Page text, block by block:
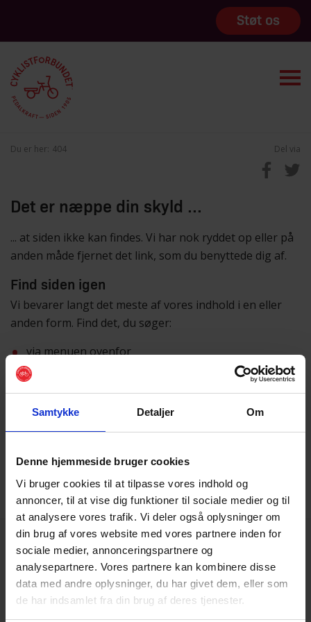
Samtykke Detaljer Om
Denne hjemmeside bruger cookies
Vi bruger cookies til at tilpasse vores indhold og
annoncer, til at vise dig funktioner til sociale medier og til
at analysere vores trafik. Vi deler også oplysninger om
din brug af vores website med vores partnere inden for
sociale medier, annonceringspartnere og
analysepartnere. Vores partnere kan kombinere disse
data med andre oplysninger, du har givet dem, eller som
de har indsamlet fra din brug af deres tjenester.
Støt os
Du er her: 404 Del via
Det er næppe din skyld ...
... at siden ikke kan findes. Vi har nok ryddet op eller på
anden måde fjernet det link, som du benyttede dig af.
Find siden igen
Vi bevarer langt det meste af vores indhold i en eller
anden form. Find det, du søger:
via menuen ovenfor
eller ved hjælp af
Vi beklager besværet
sende os en mail påpost@cyklistforbundet.dk